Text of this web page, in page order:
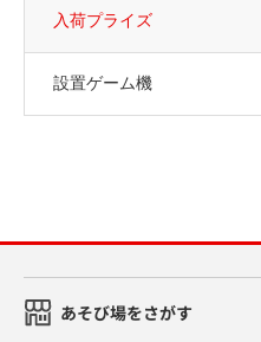
入荷プライズ
設置ゲーム機
あそび場をさがす